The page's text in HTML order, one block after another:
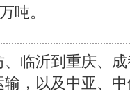
吨。
临沂到重庆、
，以及中亚、